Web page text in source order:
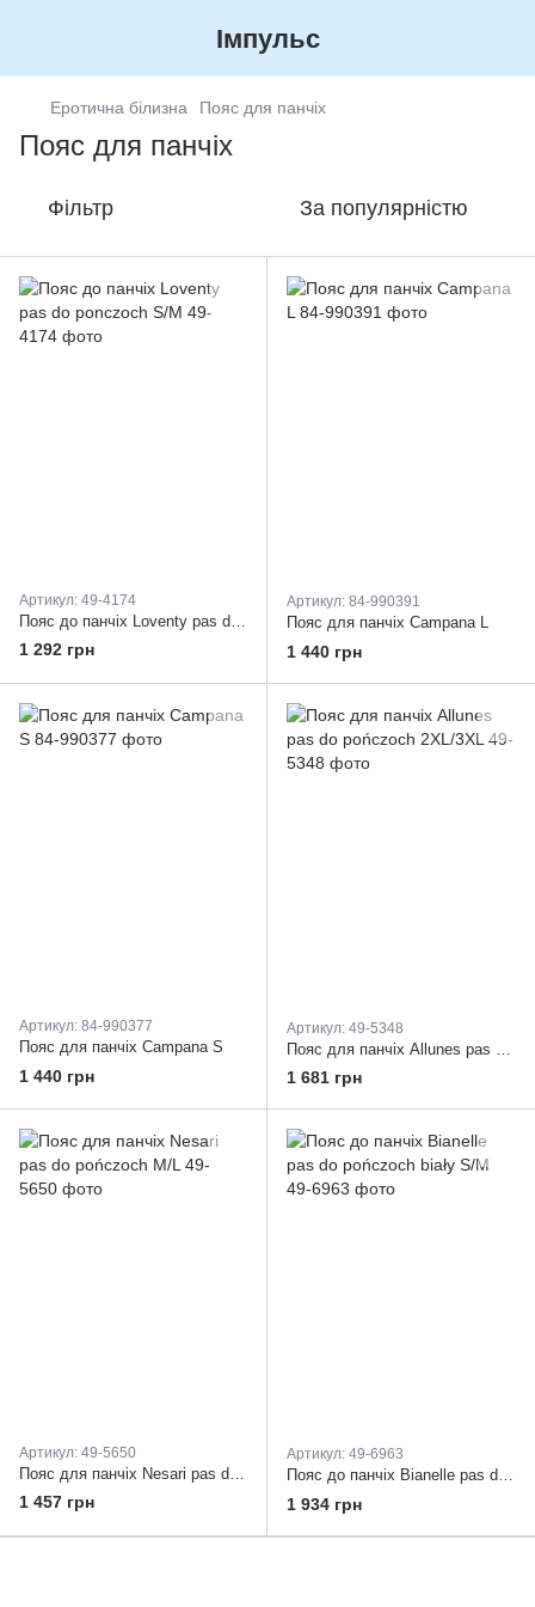
Імпульс
Еротична білизна Пояс для панчіх
Пояс для панчіх
Фільтр За популярністю
Артикул: 49-4174
1 292 грн
Артикул: 84-990391
Пояс для панчіх Campana L
1 440 грн
Артикул: 84-990377
Пояс для панчіх Campana S
1 440 грн
Артикул: 49-5348
1 681 грн
Артикул: 49-5650
1 457 грн
Артикул: 49-6963
Пояс до панчіх Bianelle pas do pończoch biały S/M
1 934 грн